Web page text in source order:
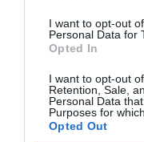
I want to opt-out
Personal Data for
Opted In
I want to opt-out
Retention, Sale,
Personal Data
Purposes for
Opted Out
Cine Estreias HD